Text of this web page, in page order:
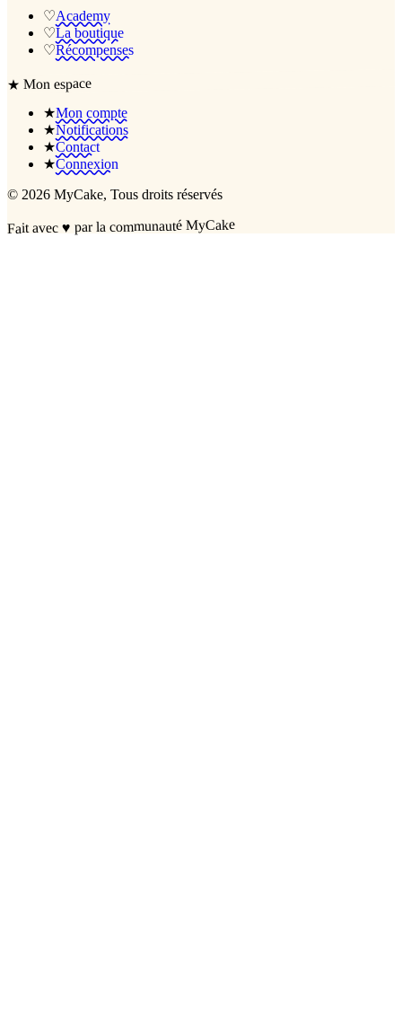
♡Academy
♡La boutique
♡Récompenses
★Mon espace
★Mon compte
★Notifications
★Contact
★Connexion
© 2026 MyCake, Tous droits réservés
Fait avec♥ par la communauté MyCake